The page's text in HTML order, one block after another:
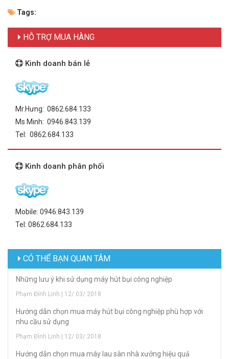
Tags:
HỖ TRỢ MUA HÀNG
Kinh doanh bán lẻ
Mr.Hưng: 0862.684.133
Ms Minh: 0946.843.139
Tel: 0862.684.133
Kinh doanh phân phối
Mobile: 0946.843.139
Tel: 0862.684.133
CÓ THỂ BẠN QUAN TÂM
Những lưu ý khi sử dụng máy hút bụi công nghiệp
Phạm Đình Linh | 12/ 03/ 2018
Hướng dẫn chọn mua máy hút bụi công nghiệp phù hợp với
nhu cầu sử dụng
Phạm Đình Linh | 12/ 03/ 2018
Hướng dẫn chọn mua máy lau sàn nhà xưởng hiệu quả